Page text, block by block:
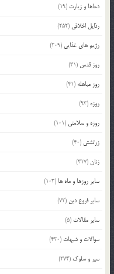
دعاها و زیارت (19)
رذایل اخلاقی (252)
رژیم های غذایی (209)
روز قدس (31)
روز مباهله (41)
روزه (93)
روزه و سلامتی (101)
زرتشتی (40)
زنان(317)
سایر روزها و ماه ها (103)
سایر فروع دین (72)
سایر مقالات (5)
سوالات و شبهات (420)
سیر و سلوک (274)